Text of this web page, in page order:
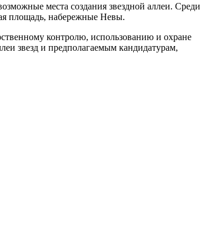
места создания звездной аллеи. Среди
площадь, набережные Невы.
контролю, использованию и охране
звезд и предполагаемым кандидатурам,